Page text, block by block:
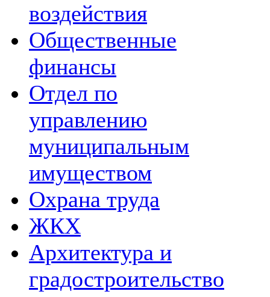
воздействия
Общественные
финансы
Отдел по
управлению
муниципальным
имуществом
Охрана труда
ЖКХ
Архитектура и
градостроительство